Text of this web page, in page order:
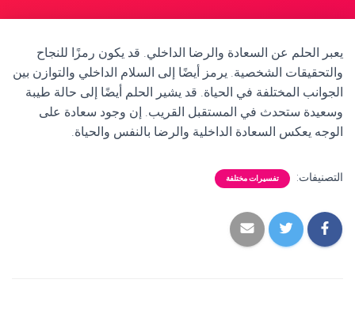
يعبر الحلم عن السعادة والرضا الداخلي. قد يكون رمزًا للنجاح
والتحقيقات الشخصية. يرمز أيضًا إلى السلام الداخلي والتوازن بين
الجوانب المختلفة في الحياة. قد يشير الحلم أيضًا إلى حالة طيبة
وسعيدة ستحدث في المستقبل القريب. إن وجود سعادة على
الوجه يعكس السعادة الداخلية والرضا بالنفس والحياة.
التصنيفات: تفسيرات مختلفة